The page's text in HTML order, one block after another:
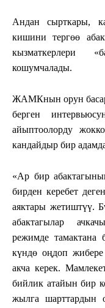
Андан сырткары,
кишини тергөө
кызматкерлери
кошумчалады.
ЖАМКнын орун
берген
айыптоолорду
кандайдыр бир
«Ар бир
бирден керебет
аяктары жетиштүү.
абактагылар
режимде
күндө оңдоп
акча керек.
бийлик атайын бир
жылга шарттардын